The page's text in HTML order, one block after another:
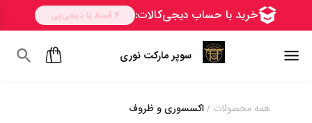
سوپر مارکت نوری
همه محصولات / اکسسوری و ظروف